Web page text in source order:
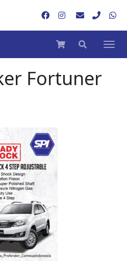
Fortuner